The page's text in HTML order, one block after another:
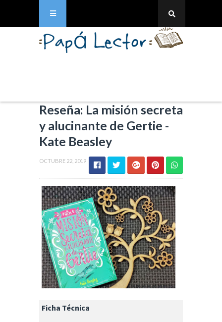
Reseña: La misión secreta
y alucinante de Gertie -
Kate Beasley
OCTUBRE 22, 2019
Ficha Técnica